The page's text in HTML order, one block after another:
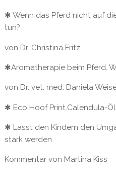
✱ Wenn das Pferd nicht auf
tun?
von Dr. Christina Fritz
✱Aromatherapie beim Pferd.
von Dr. vet. med. Daniela
✱ Eco Hoof Print.Calendula-
✱ Lasst den Kindern den
stark werden
Kommentar von Martina Kiss